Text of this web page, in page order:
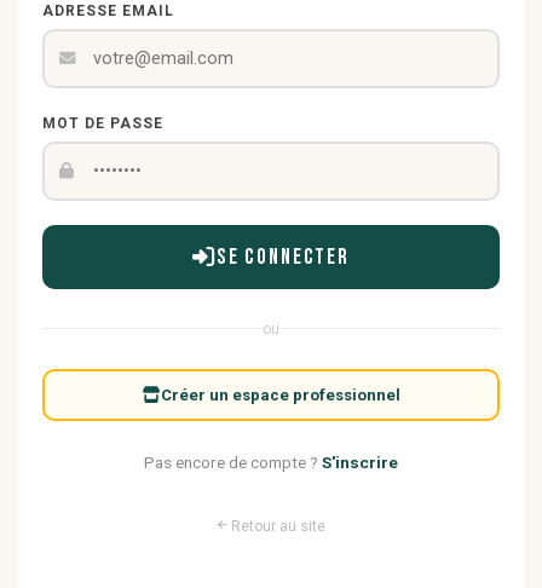
ADRESSE EMAIL
MOT DE PASSE
Se connecter
ou
Créer un espace professionnel
Pas encore de compte ? S'inscrire
Retour au site